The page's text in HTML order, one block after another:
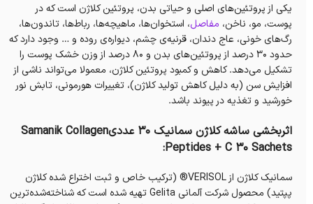
یکی از پروتئین‌های اصلی و حیاتی بدن، پروتئین کلاژن است که در
پوست، مو، ناخن، مفاصل، استخوان‌ها، ماهیچه‌ها، رباط‌ها، تاندون‌ها،
رگ‌های خونی، عاج دندان، قرنیه‌ی چشم، دیواره‌ی روده و … وجود دارد که
حدود ۳۰ درصد از پروتئین‌های بدن و ۸۰ درصد از وزن خشک پوست را
تشکیل‌ می‌دهد. کاهش و کمبود پروتئین کلاژن، معمولا می‌تواند ناشی از
افزایش سن (به دلیل کاهش تولید کلاژن)، تغییرات هورمونی، تابش نور
خورشید و تغذیه در پیوند باشد.
اثربخشی ساشه کلاژن سمانیک 30 عددیSamanik Collagen
Peptides + C 30 Sachets:
سمانیک کلاژن از VERISOL® (ترکیب خاص و ثبت اختراع شده کلاژن
پپتید) محصول شرکت آلمانی Gelita تهیه شده است که شناخته‌شده‌ترین